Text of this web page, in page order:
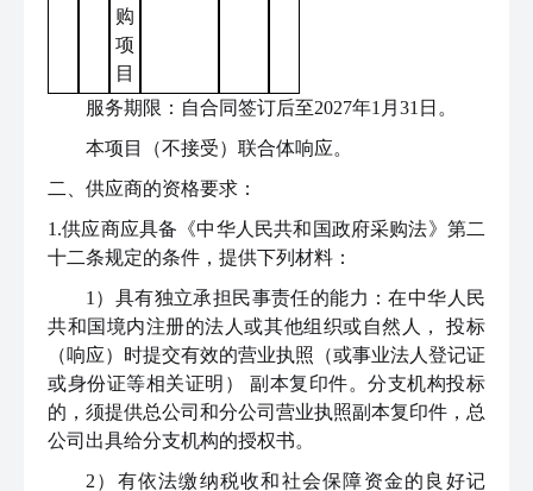
购
项
目
服务期限：自合同签订后至2027年1月31日。
本项目（不接受）联合体响应。
二
供应商的资格要求 ：
1.供应商应具备 《中华人民共和国政府采购法》第二
十二条规定的条件，提供下列材料：
1）具有独立承担民事责任的能力：在中华人民
共和国境内注册的法人或其他组织或自然人， 投标
（响应）时提交有效的营业执照（或事业法人登记证
或身份证等相关证明） 副本复印件。分支机构投标
的，须提供总公司和分公司营业执照副本复印件，总
公司出具给分支机构的授权书。
2）有依法缴纳税收和社会保障资金的良好记